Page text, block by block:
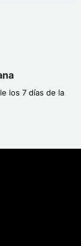
los 7 días de la